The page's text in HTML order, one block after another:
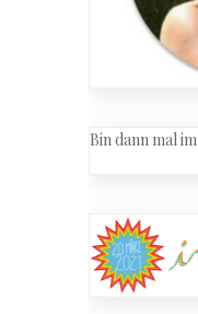
Bin dann mal